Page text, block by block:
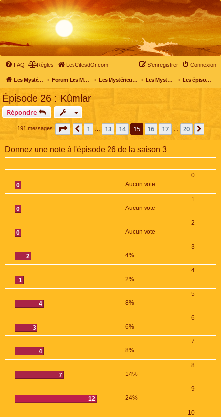
FAQ Règles LesCitesdOr.com Connexion
S’enregistrer
Les Mystérieuses Cités d'Or - LesCitesdOr.com Forum Les Mystérieuses Cités d'Or Les Mystérieuses Cités d'Or Les Mystérieuses Cités d'Or : saison 3 (2016) Les épisodes de la saison 3
Épisode 26 : Kûmlar
Répondre
191 messages Page 15 sur 20
Précédente
1 13 14 15 16 17 20
Donnez une note à l'épisode 26 de la saison 3
0
0
Aucun vote
1
0
Aucun vote
2
0
Aucun vote
3
2
4%
4
1
2%
5
4
8%
6
3
6%
7
4
8%
8
7
14%
9
12
24%
10